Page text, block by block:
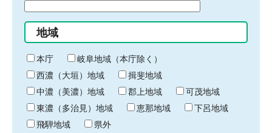
始
り
間
終
わ
り
地域
本庁
岐阜地域（本庁除く）
西濃（大垣）地域
揖斐地域
中濃（美濃）地域
郡上地域
可茂地域
東濃（多治見）地域
恵那地域
下呂地域
飛騨地域
県外